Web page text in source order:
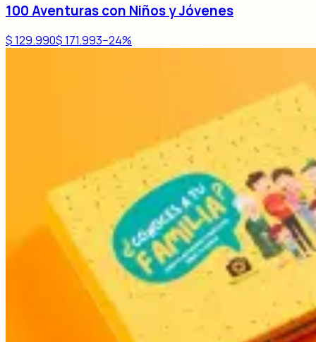
100 Aventuras con Niños y Jóvenes
$ 129.990$ 171.993−24%